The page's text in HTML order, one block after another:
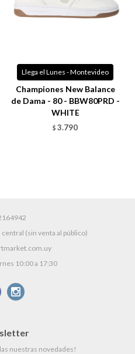
Llega el Lunes - Montevideo
Championes New Balance
de Dama - 80 - BBW80PRD -
WHITE
$ 3.790
(sin venta al público)
10:00 a 17:30

nuestras novedades!